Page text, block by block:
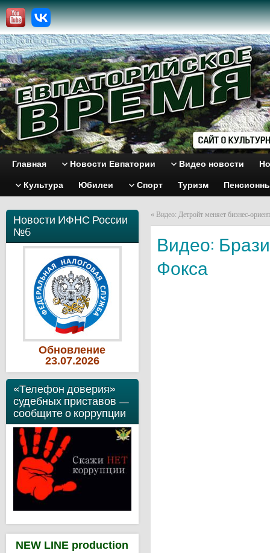
Главная Новости Евпатории Видео новости
Культура Юбилеи Спорт Туризм
Новости ИФНС России
№6
Обновление
23.07.2026
«Телефон доверия»
судебных приставов —
сообщите о коррупции
NEW LINE production
« Видео: Детройт меняет бизнес-
Видео:
Фокса